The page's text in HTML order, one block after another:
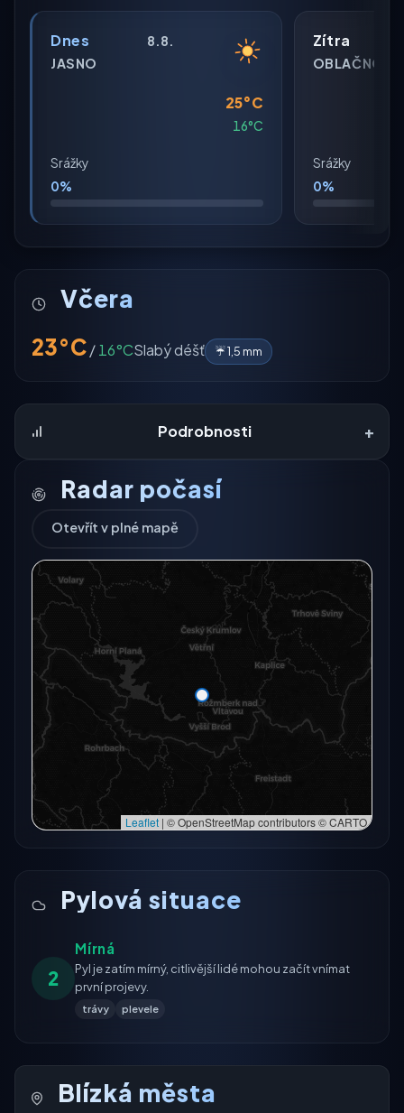
Dnes
8.8.
JASNO
25°C
16°C
Srážky
0%
Zítra
OBLAČNO
Srážky
0%
Včera
23°C/16°CSlabý déšť ☔ 1,5 mm
Podrobnosti +
Radar počasí
Otevřít v plné mapě
Radarový snímek momentálně není dostupný.
Otevřít v plné mapě
Zkusit znovu
Otevřít v plné mapě →
Leaflet | © OpenStreetMap contributors © CARTO
Pylová situace
2
Mírná
Pyl je zatím mírný, citlivější lidé mohou začít vnímat
první projevy.
trávy plevele
Blízká města